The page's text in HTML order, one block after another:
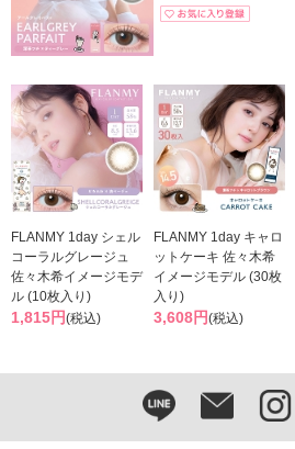
FLANMY 1day シェル
コーラルグレージュ
佐々木希イメージモデ
ル (10枚入り)
1,815円(税込)
FLANMY 1day キャロ
ットケーキ 佐々木希
イメージモデル (30枚
入り)
3,608円(税込)